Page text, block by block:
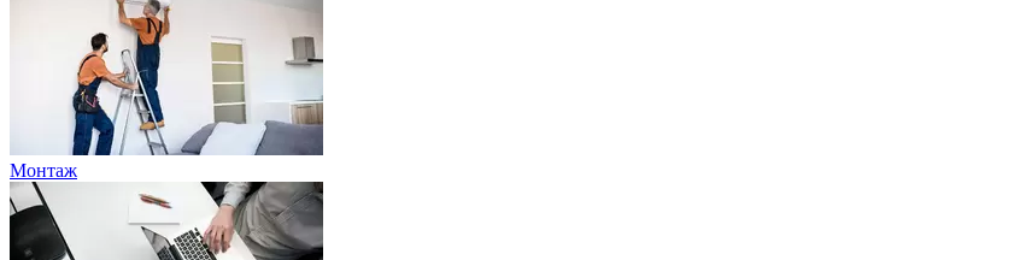
Монтаж